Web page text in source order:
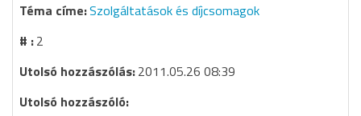
Szolgáltatások és díjcsomagok
2
2011.05.26 08:39